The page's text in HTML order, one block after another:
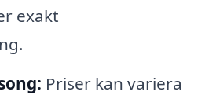
exakt
Priser kan variera